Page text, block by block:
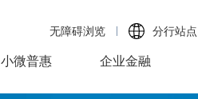
无障碍浏览 分行站点
小微普惠 企业金融